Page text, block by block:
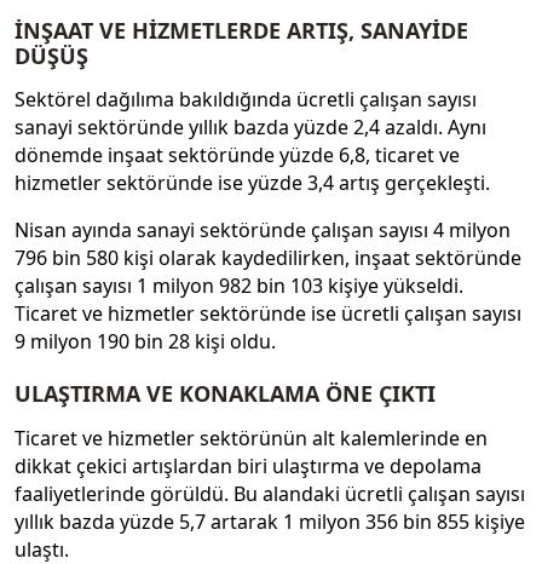
İNŞAAT VE HİZMETLERDE ARTIŞ, SANAYİDE
DÜŞÜŞ
Sektörel dağılıma bakıldığında ücretli çalışan sayısı
sanayi sektöründe yıllık bazda yüzde 2,4 azaldı. Aynı
dönemde inşaat sektöründe yüzde 6,8, ticaret ve
hizmetler sektöründe ise yüzde 3,4 artış gerçekleşti.
Nisan ayında sanayi sektöründe çalışan sayısı 4 milyon
796 bin 580 kişi olarak kaydedilirken, inşaat sektöründe
çalışan sayısı 1 milyon 982 bin 103 kişiye yükseldi.
Ticaret ve hizmetler sektöründe ise ücretli çalışan sayısı
9 milyon 190 bin 28 kişi oldu.
ULAŞTIRMA VE KONAKLAMA ÖNE ÇIKTI
Ticaret ve hizmetler sektörünün alt kalemlerinde en
dikkat çekici artışlardan biri ulaştırma ve depolama
faaliyetlerinde görüldü. Bu alandaki ücretli çalışan sayısı
yıllık bazda yüzde 5,7 artarak 1 milyon 356 bin 855 kişiye
ulaştı.